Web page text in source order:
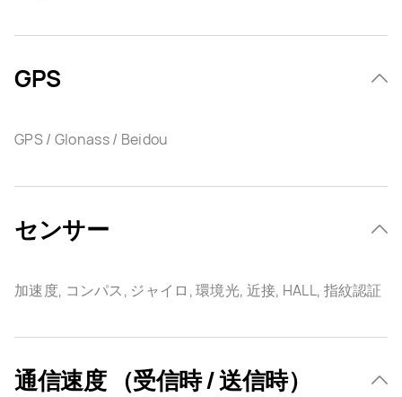
GPS
GPS / Glonass / Beidou
センサー
加速度, コンパス, ジャイロ, 環境光, 近接, HALL, 指紋認証
通信速度 （受信時 / 送信時）